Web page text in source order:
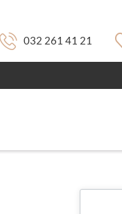
032 261 41 21